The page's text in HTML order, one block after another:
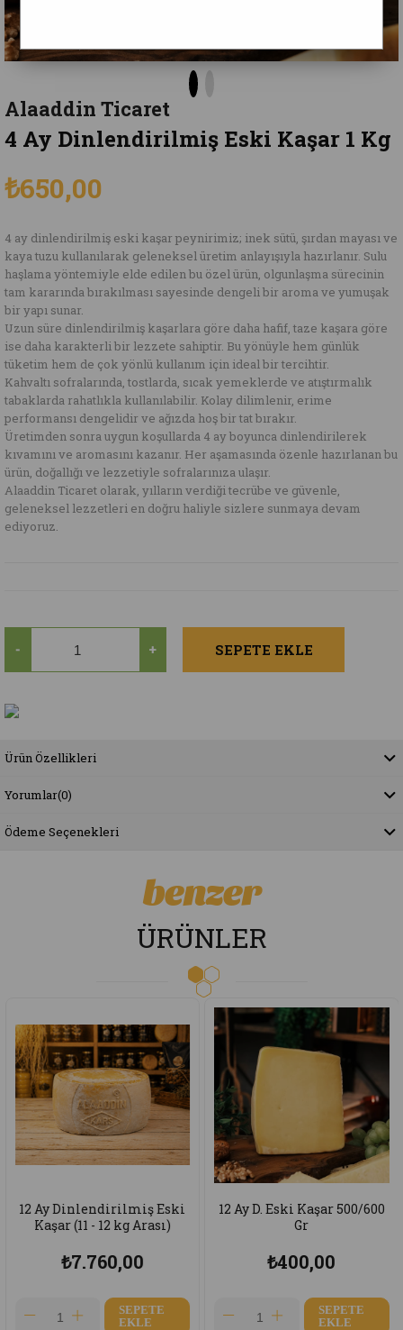
Alaaddin Ticaret
4 Ay Dinlendirilmiş Eski Kaşar 1 Kg
₺650,00
4 ay dinlendirilmiş eski kaşar peynirimiz; inek sütü, şırdan mayası ve
kaya tuzu kullanılarak geleneksel üretim anlayışıyla hazırlanır. Sulu
haşlama yöntemiyle elde edilen bu özel ürün, olgunlaşma sürecinin
tam kararında bırakılması sayesinde dengeli bir aroma ve yumuşak
bir yapı sunar.
Uzun süre dinlendirilmiş kaşarlara göre daha hafif, taze kaşara göre
ise daha karakterli bir lezzete sahiptir. Bu yönüyle hem günlük
tüketim hem de çok yönlü kullanım için ideal bir tercihtir.
Kahvaltı sofralarında, tostlarda, sıcak yemeklerde ve atıştırmalık
tabaklarda rahatlıkla kullanılabilir. Kolay dilimlenir, erime
performansı dengelidir ve ağızda hoş bir tat bırakır.
Üretimden sonra uygun koşullarda 4 ay boyunca dinlendirilerek
kıvamını ve aromasını kazanır. Her aşamasında özenle hazırlanan bu
ürün, doğallığı ve lezzetiyle sofralarınıza ulaşır.
Alaaddin Ticaret olarak, yılların verdiği tecrübe ve güvenle,
geleneksel lezzetleri en doğru haliyle sizlere sunmaya devam
ediyoruz.
Ürün Özellikleri
Yorumlar(0)
Ödeme Seçenekleri
benzer
ÜRÜNLER
Dinlendirilmiş Eski
(11 - 12 kg Arası)
₺7.760,00
SEPETE
EKLE
12 Ay D. Eski Kaşar 500/600
₺400,00
SEPETE
EKLE
4
Yeni
Ürün